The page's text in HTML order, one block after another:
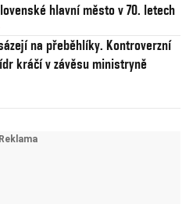
hlavní město v 70. letech
na přeběhlíky. Kontroverzní
kráčí v závěsu ministryně